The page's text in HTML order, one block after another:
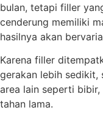
bulan, tetapi filler
cenderung memiliki
hasilnya akan
Karena filler
gerakan lebih sedikit,
area lain seperti
tahan lama.